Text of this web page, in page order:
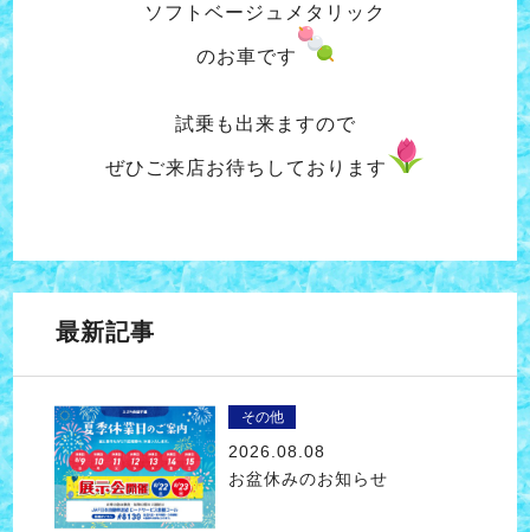
ソフトベージュメタリック
のお車です
試乗も出来ますので
ぜひご来店お待ちしております
最新記事
その他
2026.08.08
お盆休みのお知らせ